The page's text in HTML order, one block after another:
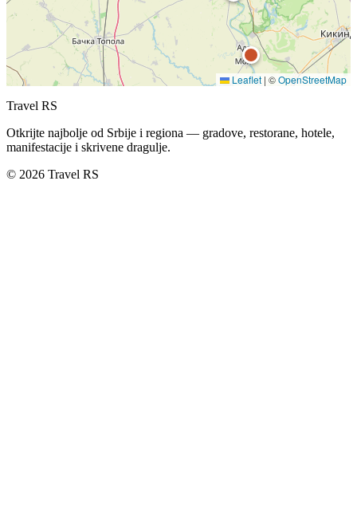
Leaflet | ©OpenStreetMap
Travel RS
Otkrijte najbolje od Srbije i regiona — gradove, restorane, hotele,
manifestacije i skrivene dragulje.
© 2026 Travel RS